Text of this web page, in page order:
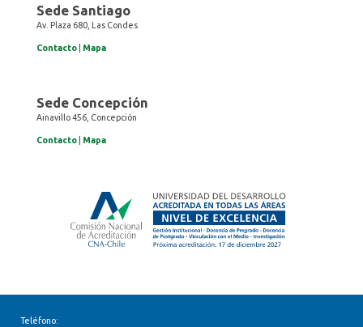
Sede Santiago
Av. Plaza 680, Las Condes
Contacto Mapa
Sede Concepción
Ainavillo 456, Concepción
Contacto Mapa
Teléfono: